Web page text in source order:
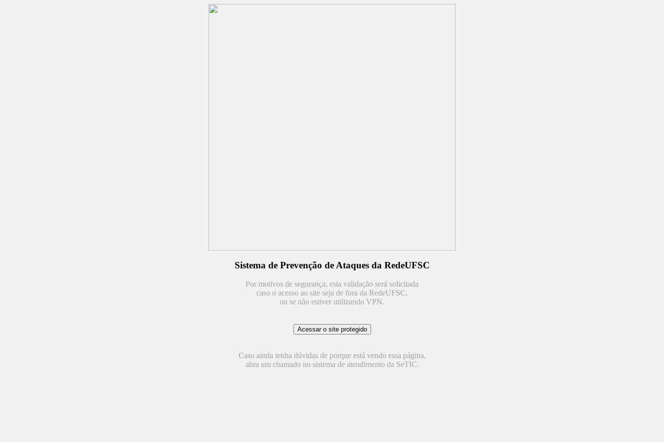
Sistema de Prevenção de Ataques da RedeUFSC
Por motivos de segurança, esta validação será solicitada
caso o acesso ao site seja de fora da RedeUFSC,
ou se não estiver utilizando VPN.
Caso ainda tenha dúvidas de porque está vendo essa página,
abra um chamado no sistema de atendimento da SeTIC.